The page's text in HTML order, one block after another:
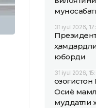
31 iyul 2026,
юборди
31 iyul 2026,
Осиё
муддатли